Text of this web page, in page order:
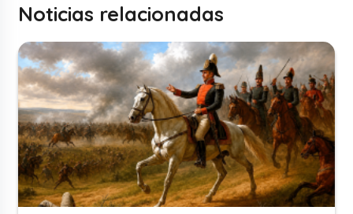
Noticias relacionadas